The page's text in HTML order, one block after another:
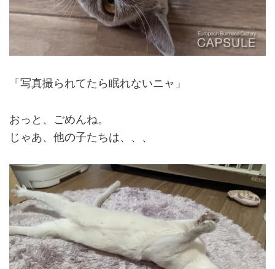
「写真撮られてたら眠れないニャ」
おっと、ごめんね。
じゃあ、他の子たちは、、、